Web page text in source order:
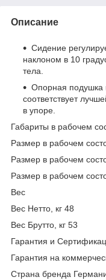
Описание
Сидение
наклоном в 10
тела.
Опорная подушка
соответствует
в упоре.
Габариты в рабочем
Размер в рабочем
Размер в рабочем
Размер в рабочем
Вес
Вес Нетто, кг 48
Вес Брутто, кг 53
Гарантия и
Гарантия на
Страна бренда